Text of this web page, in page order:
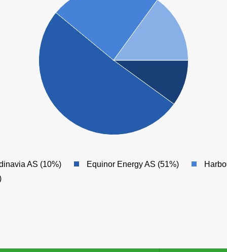
AS (10%) Equinor Energy AS (51%)